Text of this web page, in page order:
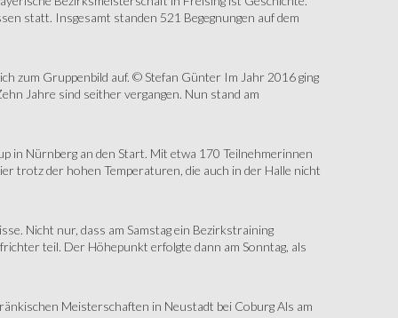
statt. Insgesamt standen 521 Begegnungen auf dem
zum Gruppenbild auf. © Stefan Günter Im Jahr 2016 ging
Jahre sind seither vergangen. Nun stand am
in Nürnberg an den Start. Mit etwa 170 Teilnehmerinnen
trotz der hohen Temperaturen, die auch in der Halle nicht
Nicht nur, dass am Samstag ein Bezirkstraining
teil. Der Höhepunkt erfolgte dann am Sonntag, als
Meisterschaften in Neustadt bei Coburg Als am